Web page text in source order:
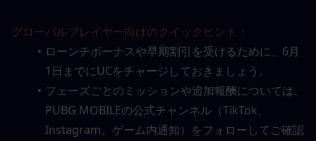
グローバルプレイヤー向けのクイックヒント：
ローンチボーナスや早期割引を受けるために、6月
1日までにUCをチャージしておきましょう。
フェーズごとのミッションや追加報酬については、
PUBG MOBILEの公式チャンネル（TikTok、
Instagram、ゲーム内通知）をフォローしてご確認